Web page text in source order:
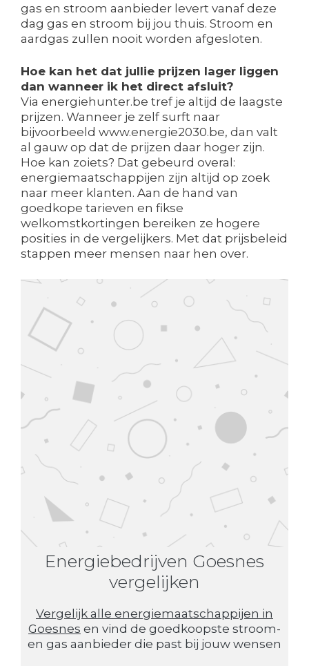
gas en stroom aanbieder levert vanaf deze
dag gas en stroom bij jou thuis. Stroom en
aardgas zullen nooit worden afgesloten.
Hoe kan het dat jullie prijzen lager liggen
dan wanneer ik het direct afsluit?
Via energiehunter.be tref je altijd de laagste
prijzen. Wanneer je zelf surft naar
bijvoorbeeld www.energie2030.be, dan valt
al gauw op dat de prijzen daar hoger zijn.
Hoe kan zoiets? Dat gebeurd overal:
energiemaatschappijen zijn altijd op zoek
naar meer klanten. Aan de hand van
goedkope tarieven en fikse
welkomstkortingen bereiken ze hogere
posities in de vergelijkers. Met dat prijsbeleid
stappen meer mensen naar hen over.
Energiebedrijven Goesnes
vergelijken
Vergelijk alle energiemaatschappijen in
Goesnes en vind de goedkoopste stroom-
en gas aanbieder die past bij jouw wensen